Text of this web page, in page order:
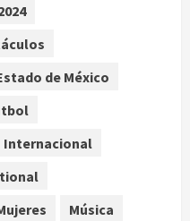
por consumo de
reanuda
México
de México
Internacional
Música